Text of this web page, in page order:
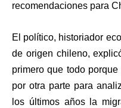
recomendaciones para
El político, historiador
de origen chileno,
primero que todo
por otra parte para
los últimos años la